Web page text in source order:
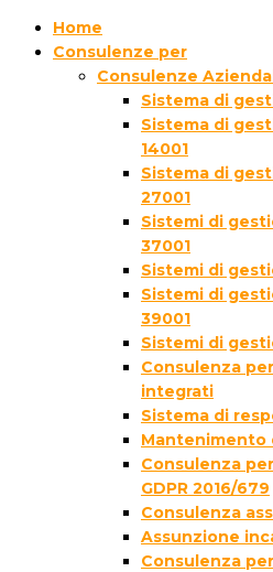
Home
Consulenze per
Consulenze
Sistema di
Sistema di
14001
Sistema di
27001
Sistemi di
37001
Sistemi di
Sistemi di
39001
Sistemi di
Consulenza
integrati
Sistema di
Mantenimento
Consulenza
GDPR 2016/679
Consulenza
Assunzione
Consulenza